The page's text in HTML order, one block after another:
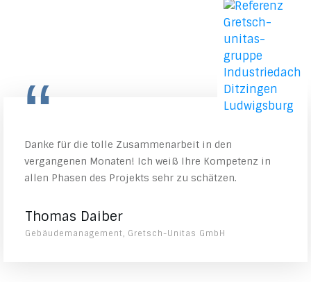
“
Danke für die tolle Zusammenarbeit in den
vergangenen Monaten! Ich weiß Ihre Kompetenz in
allen Phasen des Projekts sehr zu schätzen.
Thomas Daiber
Gebäudemanagement, Gretsch-Unitas GmbH